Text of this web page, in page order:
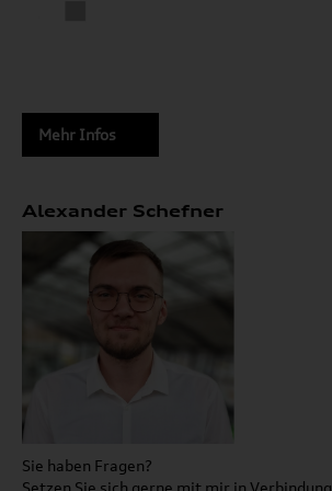
Mehr Infos
Alexander Schefner
Sie haben Fragen?
Setzen Sie sich gerne mit mir in Verbindung.